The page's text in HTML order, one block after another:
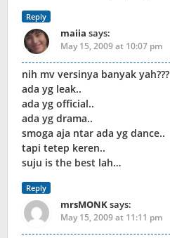
Reply
maiia says:
May 15, 2009 at 10:07 pm
nih mv versinya banyak yah???
ada yg leak..
ada yg official..
ada yg drama..
smoga aja ntar ada yg dance..
tapi tetep keren..
suju is the best lah…
Reply
mrsMONKsays:
May 15, 2009 at 11:11 pm